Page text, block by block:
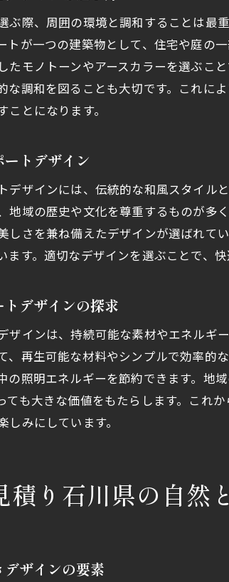
気候に応じた素
石川県で選ばれ
天候に強いカー
長持ちするカー
住まいの価値を
実例紹介: 石川
地域に根付くカ
石川県におけるカー
和風とモダン
石川県で人気
伝統と現代が織
石川県の風土に
四季折々の美し
ぶ際、周囲の環境と調和することは
トが一つの建築物として、住宅や庭の
たモノトーンやアースカラーを選ぶこ
な調和を図ることも大切です。これに
とになります。
トデザイン
デザインには、伝統的な和風スタイル
地域の歴史や文化を尊重するものが
しさを兼ね備えたデザインが選ばれて
ます。適切なデザインを選ぶことで、
デザインの探求
ザインは、持続可能な素材やエネルギ
、再生可能な材料やシンプルで効率的
の照明エネルギーを節約できます。地
ても大きな価値をもたらします。これ
みにしています。
積り石川県の自然
ザインの要素